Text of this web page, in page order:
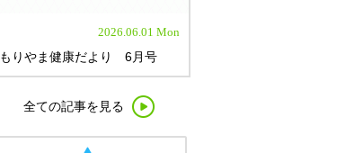
2026.06.01 Mon
もりやま健康だより 6月号
全ての記事を見る